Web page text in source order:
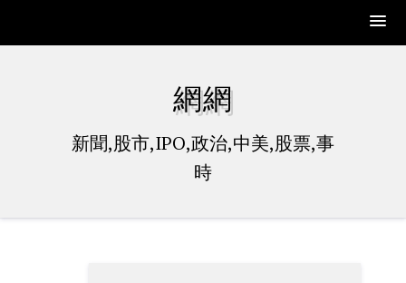
網網
新聞,股市,IPO,政治,中美,股票,事
時